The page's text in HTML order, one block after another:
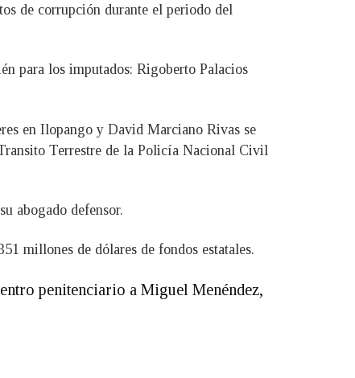
de corrupción durante el periodo del
para los imputados: Rigoberto Palacios
en Ilopango y David Marciano Rivas se
Terrestre de la Policía Nacional Civil
abogado defensor.
millones de dólares de fondos estatales.
penitenciario a Miguel Menéndez,